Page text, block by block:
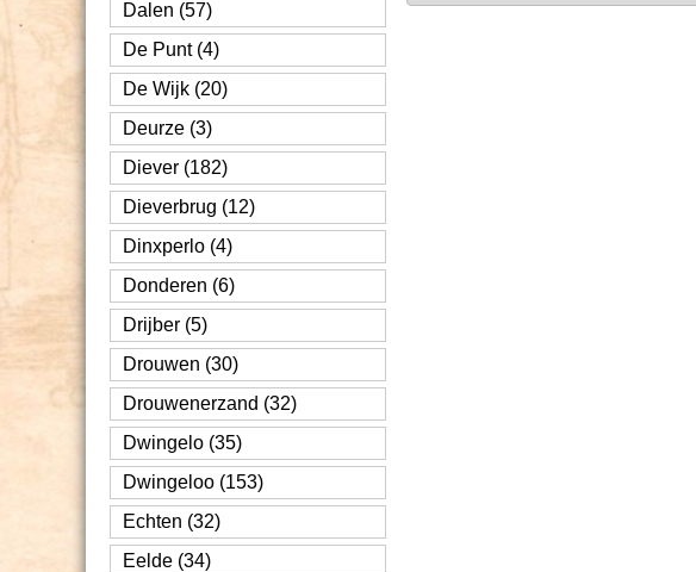
Dalen (57)
De Punt (4)
De Wijk (20)
Deurze (3)
Diever (182)
Dieverbrug (12)
Dinxperlo (4)
Donderen (6)
Drijber (5)
Drouwen (30)
Drouwenerzand (32)
Dwingelo (35)
Dwingeloo (153)
Echten (32)
Eelde (34)